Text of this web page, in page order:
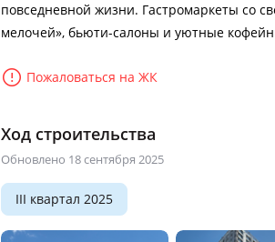
повседневной жизни. Гастромаркеты со
мелочей», бьюти-салоны и уютные
Пожаловаться на ЖК
Ход строительства
Обновлено 18 сентября 2025
III квартал 2025